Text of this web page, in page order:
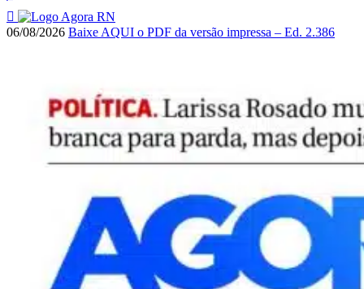
06/08/2026 Baixe AQUI o PDF da versão impressa – Ed. 2.386